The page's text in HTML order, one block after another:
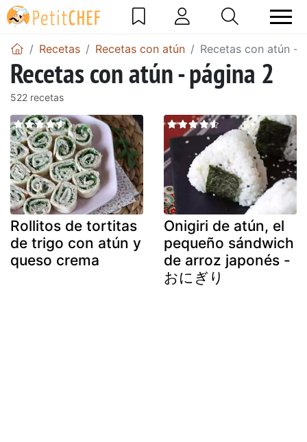
Recetas Recetas con atún Recetas con atún -
Recetas con atún - página 2
522 recetas
Rollitos de tortitas
de trigo con atún y
queso crema
Onigiri de atún, el
pequeño sándwich
de arroz japonés -
おにぎり